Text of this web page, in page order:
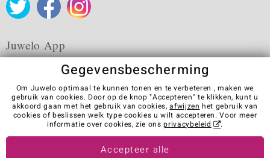
Juwelo App
Algemene verkoopvoorwaarden Privacybeleid
Cookies
Colofon
Contact
Contract herroepen
Visit our stores in other countries:
Gegevensbescherming
Om Juwelo optimaal te kunnen tonen en te verbeteren , maken we
gebruik van cookies. Door op de knop "Accepteren" te klikken, kunt u
akkoord gaan met het gebruik van cookies,afwijzen het gebruik van
cookies of beslissen welk type cookies u wilt accepteren. Voor meer
informatie over cookies, zie onsprivacybeleid .
Accepteer alle